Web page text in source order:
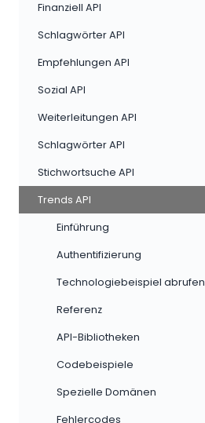
Finanziell API
Schlagwörter API
Empfehlungen API
Sozial API
Weiterleitungen API
Schlagwörter API
Stichwortsuche API
Trends API
Einführung
Authentifizierung
Technologiebeispiel abrufen
Referenz
API-Bibliotheken
Codebeispiele
Spezielle Domänen
Fehlercodes